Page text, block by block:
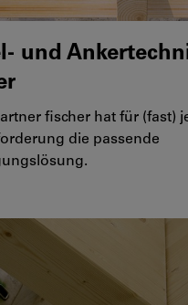
und
fischer hat für (fast)
die passende